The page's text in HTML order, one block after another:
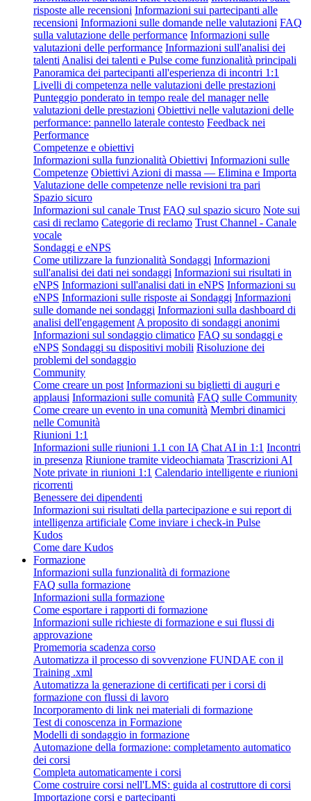
risposte alle recensioni Informazioni sui partecipanti alle
recensioni Informazioni sulle domande nelle valutazioni FAQ
sulla valutazione delle performance Informazioni sulle
valutazioni delle performance Informazioni sull'analisi dei
talenti Analisi dei talenti e Pulse come funzionalità principali
Panoramica dei partecipanti all'esperienza di incontri 1:1
Livelli di competenza nelle valutazioni delle prestazioni
Punteggio ponderato in tempo reale del manager nelle
valutazioni delle prestazioni Obiettivi nelle valutazioni delle
performance: pannello laterale contesto Feedback nei
Performance
Competenze e obiettivi
Informazioni sulla funzionalità Obiettivi Informazioni sulle
Competenze Obiettivi Azioni di massa — Elimina e Importa
Valutazione delle competenze nelle revisioni tra pari
Spazio sicuro
Informazioni sul canale Trust FAQ sul spazio sicuro Note sui
casi di reclamo Categorie di reclamo Trust Channel - Canale
vocale
Sondaggi e eNPS
Come utilizzare la funzionalità Sondaggi Informazioni
sull'analisi dei dati nei sondaggi Informazioni sui risultati in
eNPS Informazioni sull'analisi dati in eNPS Informazioni su
eNPS Informazioni sulle risposte ai Sondaggi Informazioni
sulle domande nei sondaggi Informazioni sulla dashboard di
analisi dell'engagement A proposito di sondaggi anonimi
Informazioni sul sondaggio climatico FAQ su sondaggi e
eNPS Sondaggi su dispositivi mobili Risoluzione dei
problemi del sondaggio
Community
Come creare un post Informazioni su biglietti di auguri e
applausi Informazioni sulle comunità FAQ sulle Community
Come creare un evento in una comunità Membri dinamici
nelle Comunità
Riunioni 1:1
Informazioni sulle riunioni 1.1 con IA Chat AI in 1:1 Incontri
in presenza Riunione tramite videochiamata Trascrizioni AI
Note private in riunioni 1:1 Calendario intelligente e riunioni
ricorrenti
Benessere dei dipendenti
Informazioni sui risultati della partecipazione e sui report di
intelligenza artificiale Come inviare i check-in Pulse
Kudos
Come dare Kudos
Formazione
Informazioni sulla funzionalità di formazione
FAQ sulla formazione
Informazioni sulla formazione
Come esportare i rapporti di formazione
Informazioni sulle richieste di formazione e sui flussi di
approvazione
Promemoria scadenza corso
Automatizza il processo di sovvenzione FUNDAE con il
Training .xml
Automatizza la generazione di certificati per i corsi di
formazione con flussi di lavoro
Incorporamento di link nei materiali di formazione
Test di conoscenza in Formazione
Modelli di sondaggio in formazione
Automazione della formazione: completamento automatico
dei corsi
Completa automaticamente i corsi
Come costruire corsi nell'LMS: guida al costruttore di corsi
Importazione corsi e partecipanti